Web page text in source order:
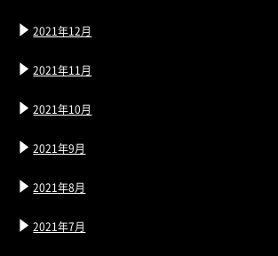
2021年12月
2021年11月
2021年10月
2021年9月
2021年8月
2021年7月